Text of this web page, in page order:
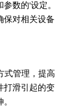
数的'设定。
保对相关设备
管理，提高
打滑引起的变